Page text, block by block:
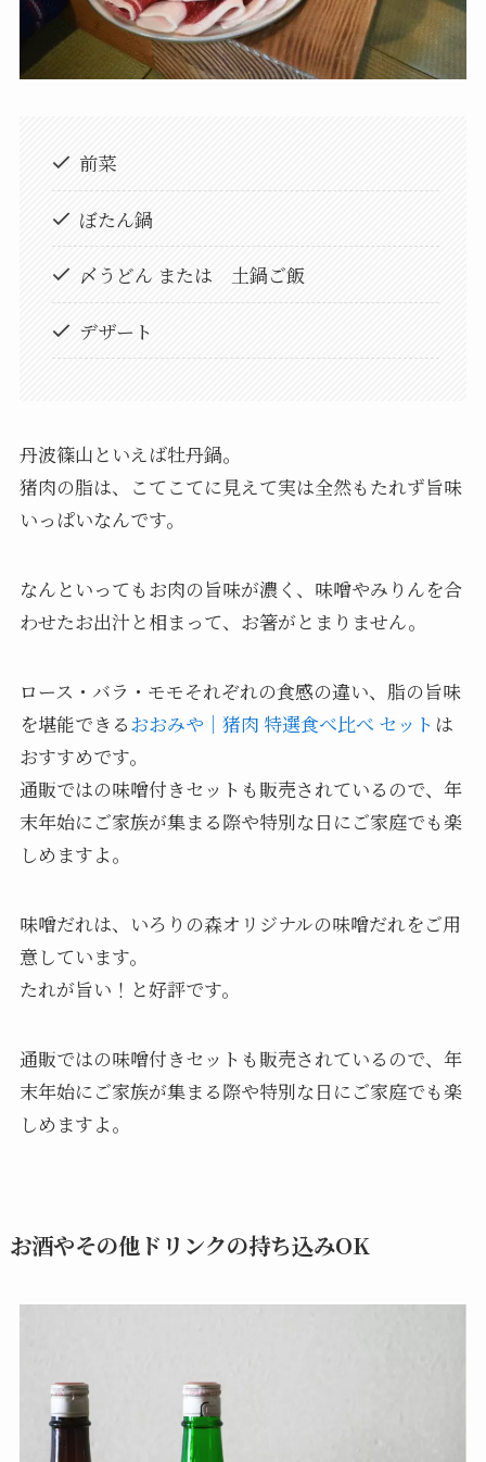
前菜
ぼたん鍋
〆うどん または 土鍋ご飯
デザート
丹波篠山といえば牡丹鍋。
猪肉の脂は、こてこてに見えて実は全然もたれず旨味
いっぱいなんです。
なんといってもお肉の旨味が濃く、味噌やみりんを合
わせたお出汁と相まって、お箸がとまりません。
ロース・バラ・モモそれぞれの食感の違い、脂の旨味
を堪能できるおおみや｜猪肉 特選食べ比べ セット は
おすすめです。
通販ではの味噌付きセットも販売されているので、年
末年始にご家族が集まる際や特別な日にご家庭でも楽
しめますよ。
味噌だれは、いろりの森オリジナルの味噌だれをご用
意しています。
たれが旨い！と好評です。
通販ではの味噌付きセットも販売されているので、年
末年始にご家族が集まる際や特別な日にご家庭でも楽
しめますよ。
お酒やその他ドリンクの持ち込みOK